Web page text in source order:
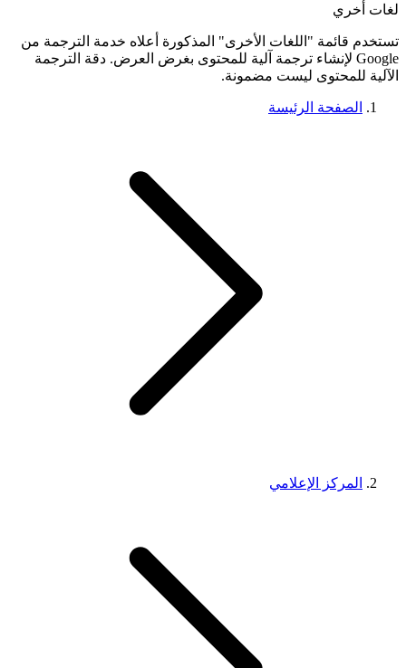
لغات أخري
تستخدم قائمة "اللغات الأخرى" المذكورة أعلاه خدمة الترجمة من
Google لإنشاء ترجمة آلية للمحتوى بغرض العرض. دقة الترجمة
الآلية للمحتوى ليست مضمونة.
الصفحة الرئيسة
المركز الإعلامي